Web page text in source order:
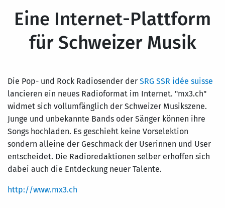
Eine Internet-Plattform
für Schweizer Musik
Die Pop- und Rock Radiosender der SRG SSR idée suisse
lancieren ein neues Radioformat im Internet. "mx3.ch"
widmet sich vollumfänglich der Schweizer Musikszene.
Junge und unbekannte Bands oder Sänger können ihre
Songs hochladen. Es geschieht keine Vorselektion
sondern alleine der Geschmack der Userinnen und User
entscheidet. Die Radioredaktionen selber erhoffen sich
dabei auch die Entdeckung neuer Talente.
http://www.mx3.ch